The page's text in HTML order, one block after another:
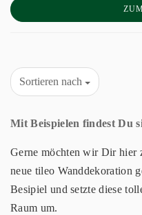
Sortieren nach
Mit Beispielen findest Du
Gerne möchten wir Dir hier
neue tileo Wanddekoration
Besipiel und setzte diese
Raum um.